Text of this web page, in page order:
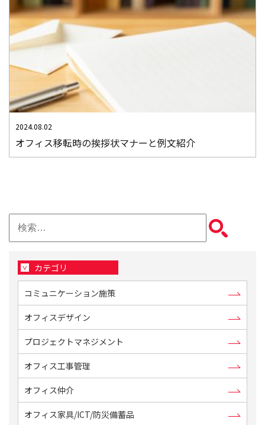
2024.08.02
オフィス移転時の挨拶状マナーと例文紹介
索:
カテゴリ
コミュニケーション施策
オフィスデザイン
プロジェクトマネジメント
オフィス工事管理
オフィス仲介
オフィス家具/ICT/防災備蓄品